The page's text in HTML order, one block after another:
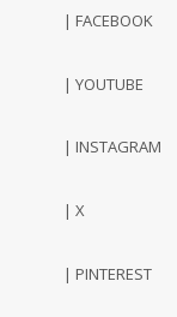
| FACEBOOK
| YOUTUBE
| INSTAGRAM
| X
| PINTEREST